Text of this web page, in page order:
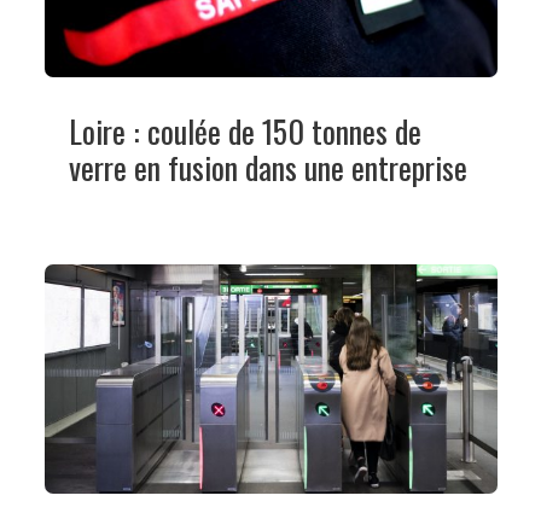
Loire : coulée de 150 tonnes de
verre en fusion dans une entreprise